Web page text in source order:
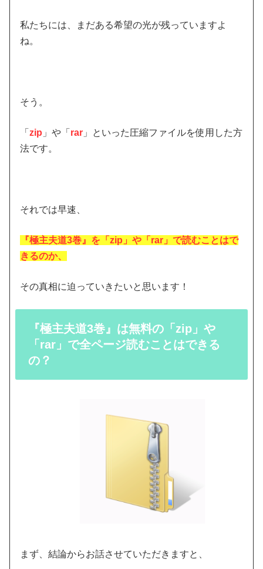
私たちには、まだある希望の光が残っていますよ
ね。
そう。
「zip 」や「 rar 」といった圧縮ファイルを使用した方
法です。
それでは早速、
『極主夫道3巻』を「zip」や「rar」で読むことはで
きるのか、
その真相に迫っていきたいと思います！
『極主夫道3巻』は無料の「zip」や
「rar」で全ページ読むことはできる
の？
まず、結論からお話させていただきますと、